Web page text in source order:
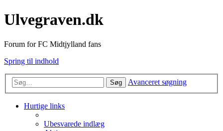
Ulvegraven.dk
Forum for FC Midtjylland fans
Spring til indhold
Søg Avanceret søgning
Hurtige links
Ubesvarede indlæg